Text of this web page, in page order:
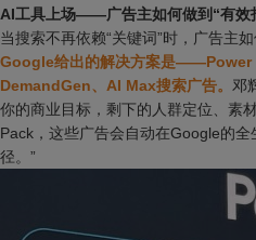
AI工具上场——广告主如何做到“有效
当搜索不再依赖“关键词”时，广告主
Google给出的解决方案是——Power
DemandGen、AI Max搜索广告。 邓
你的商业目标，剩下的人群定位、素
Pack，这些广告会自动在Google的
径。”